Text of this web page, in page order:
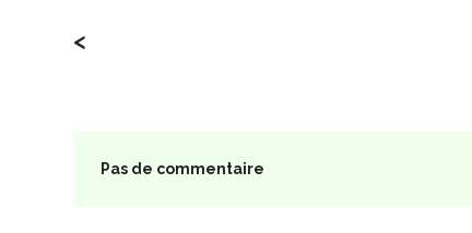
<
Pas de commentaire